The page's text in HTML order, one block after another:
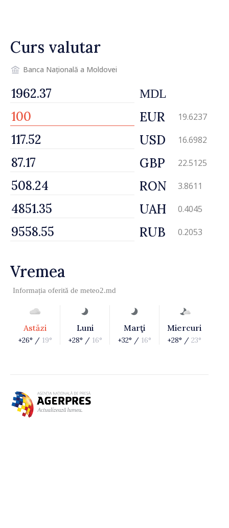
Curs valutar
Banca Națională a Moldovei
MDL
EUR 19.6237
USD 16.6982
GBP 22.5125
RON 3.8611
UAH 0.4045
RUB 0.2053
Vremea
Informația oferită de meteo2.md
Astăzi
+26° / 19°
Luni
+28° / 16°
Marţi
+32° / 16°
Miercuri
+28° / 23°